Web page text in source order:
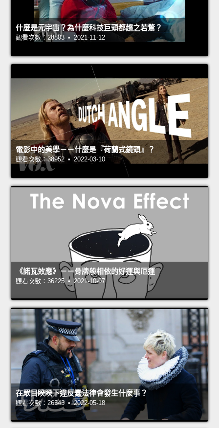
什麼是元宇宙？為什麼科技巨頭都趨之若鶩？
觀看次數：28803 • 2021-11-12
電影中的美學－－什麼是『荷蘭式鏡頭』？
觀看次數：38952 • 2022-03-10
《諾瓦效應》－－骨牌般相依的好運與厄運
觀看次數：36225 • 2021-10-07
在眾目睽睽下違反蠢法律會發生什麼事？
觀看次數：26543 • 2022-05-18